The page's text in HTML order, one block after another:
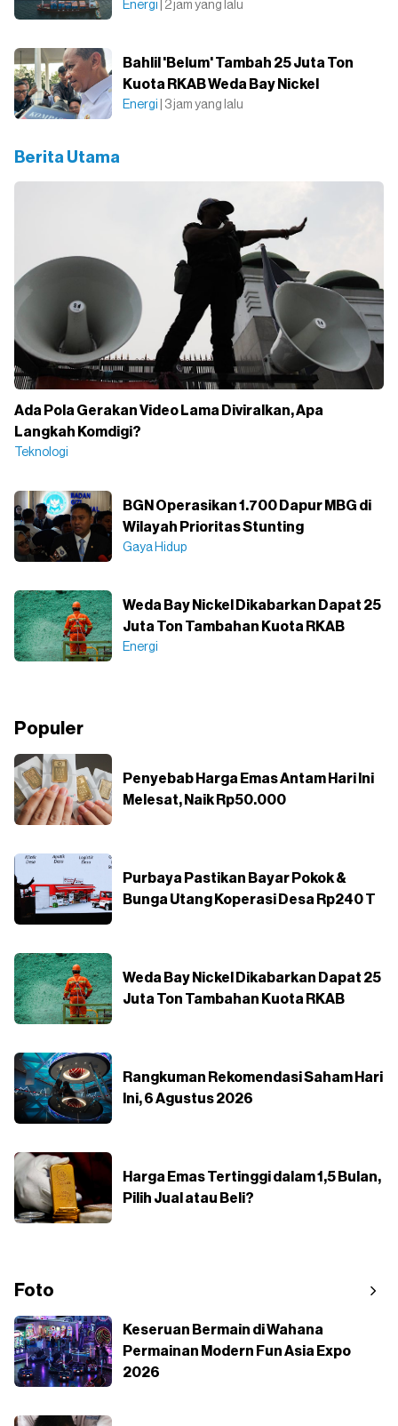
Energi | 2 jam yang lalu
Bahlil 'Belum' Tambah 25 Juta Ton
Kuota RKAB Weda Bay Nickel
Energi | 3 jam yang lalu
Berita Utama
Ada Pola Gerakan Video Lama Diviralkan, Apa
Langkah Komdigi?
Teknologi
BGN Operasikan 1.700 Dapur MBG di
Wilayah Prioritas Stunting
Gaya Hidup
Weda Bay Nickel Dikabarkan Dapat 25
Juta Ton Tambahan Kuota RKAB
Energi
Populer
Penyebab Harga Emas Antam Hari Ini
Melesat, Naik Rp50.000
Purbaya Pastikan Bayar Pokok &
Bunga Utang Koperasi Desa Rp240 T
Weda Bay Nickel Dikabarkan Dapat 25
Juta Ton Tambahan Kuota RKAB
Rangkuman Rekomendasi Saham Hari
Ini, 6 Agustus 2026
Harga Emas Tertinggi dalam 1,5 Bulan,
Pilih Jual atau Beli?
Foto
Keseruan Bermain di Wahana
Permainan Modern Fun Asia Expo
2026